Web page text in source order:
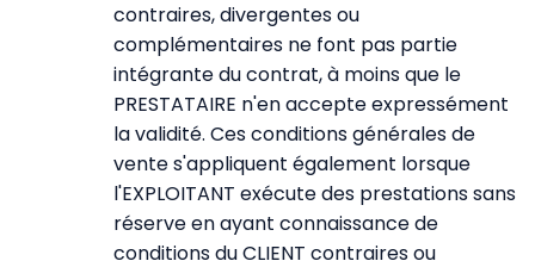
contraires, divergentes ou
complémentaires ne font pas partie
intégrante du contrat, à moins que le
PRESTATAIRE n'en accepte expressément
la validité. Ces conditions générales de
vente s'appliquent également lorsque
l'EXPLOITANT exécute des prestations sans
réserve en ayant connaissance de
conditions du CLIENT contraires ou